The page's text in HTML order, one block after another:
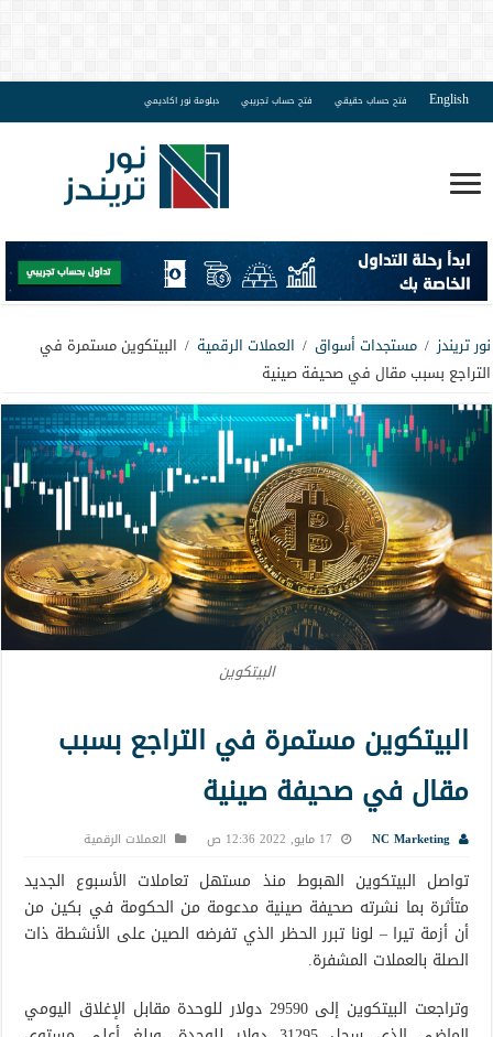
English فتح حساب حقيقي فتح حساب تجريبي دبلومة نور اكاديمي
نور تريندز / مستجدات أسواق / العملات الرقمية / البيتكوين مستمرة في
التراجع بسبب مقال في صحيفة صينية
البيتكوين
البيتكوين مستمرة في التراجع بسبب
مقال في صحيفة صينية
NC Marketing 17 مايو, 2022 12:36 ص العملات الرقمية
تواصل البيتكوين الهبوط منذ مستهل تعاملات الأسبوع الجديد
متأثرة بما نشرته صحيفة صينية مدعومة من الحكومة في بكين من
أن أزمة تيرا – لونا تبرر الحظر الذي تفرضه الصين على الأنشطة ذات
الصلة بالعملات المشفرة.
وتراجعت البيتكوين إلى 29590 دولار للوحدة مقابل الإغلاق اليومي